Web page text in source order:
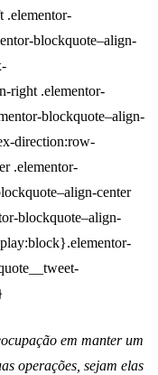
.elementor-
blockquote–align-
right .elementor-
blockquote–align-
direction:row-
.elementor-
center
blockquote–align-
em manter um
operações, sejam elas